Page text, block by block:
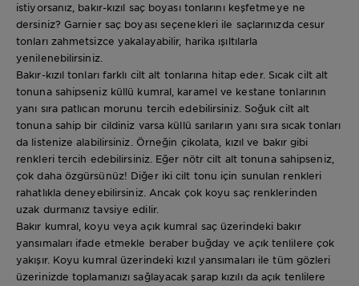
istiyorsanız, bakır-kızıl saç boyası tonlarını keşfetmeye ne
dersiniz? Garnier saç boyası seçenekleri ile saçlarınızda cesur
tonları zahmetsizce yakalayabilir, harika ışıltılarla
yenilenebilirsiniz.
Bakır-kızıl tonları farklı cilt alt tonlarına hitap eder. Sıcak cilt alt
tonuna sahipseniz küllü kumral, karamel ve kestane tonlarının
yanı sıra patlıcan morunu tercih edebilirsiniz. Soğuk cilt alt
tonuna sahip bir cildiniz varsa küllü sarıların yanı sıra sıcak tonları
da listenize alabilirsiniz. Örneğin çikolata, kızıl ve bakır gibi
renkleri tercih edebilirsiniz. Eğer nötr cilt alt tonuna sahipseniz,
çok daha özgürsünüz! Diğer iki cilt tonu için sunulan renkleri
rahatlıkla deneyebilirsiniz. Ancak çok koyu saç renklerinden
uzak durmanız tavsiye edilir.
Bakır kumral, koyu veya açık kumral saç üzerindeki bakır
yansımaları ifade etmekle beraber buğday ve açık tenlilere çok
yakışır. Koyu kumral üzerindeki kızıl yansımaları ile tüm gözleri
üzerinizde toplamanızı sağlayacak şarap kızılı da açık tenlilere